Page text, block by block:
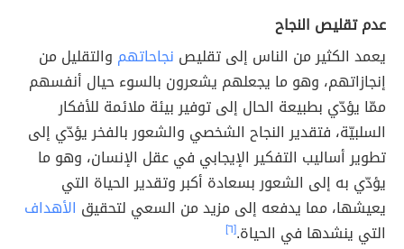
عدم تقليص النجاح
يعمد الكثير من الناس إلى تقليص نجاحاتهم والتقليل من
إنجازاتهم، وهو ما يجعلهم يشعرون بالسوء حيال أنفسهم
ممّا يؤدّي بطبيعة الحال إلى توفير بيئة ملائمة للأفكار
السلبيّة، فتقدير النجاح الشخصي والشعور بالفخر يؤدّي إلى
تطوير أساليب التفكير الإيجابي في عقل الإنسان، وهو ما
يؤدّي به إلى الشعور بسعادة أكبر وتقدير الحياة التي
يعيشها، مما يدفعه إلى مزيد من السعي لتحقيق الأهداف
التي ينشدها في الحياة.[٦]